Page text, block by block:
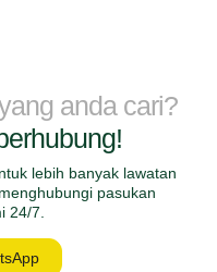
anda cari?
lebih banyak lawatan
pasukan
24/7.